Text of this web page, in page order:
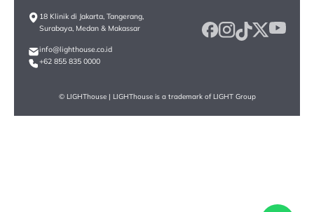
18 Klinik di Jakarta, Tangerang,
Surabaya, Medan & Makassar
info@lighthouse.co.id
+62 855 835 0000
© LIGHThouse | LIGHThouse is a trademark of LIGHT Group